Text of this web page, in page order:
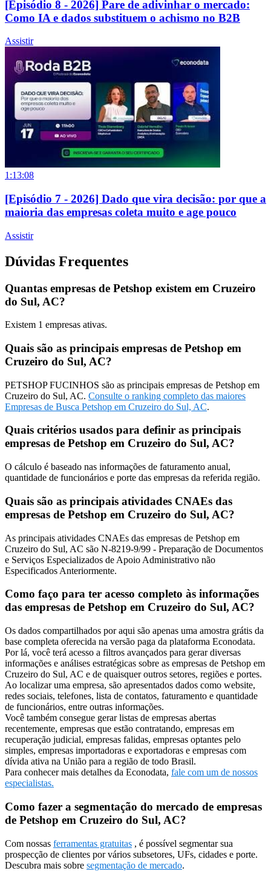
[Episódio 8 - 2026] Pare de adivinhar o mercado:
Como IA e dados substituem o achismo no B2B
Assistir
1:13:08
[Episódio 7 - 2026] Dado que vira decisão: por que a
maioria das empresas coleta muito e age pouco
Assistir
Dúvidas Frequentes
Quantas empresas de Petshop existem em Cruzeiro
do Sul, AC?
Existem 1 empresas ativas.
Quais são as principais empresas de Petshop em
Cruzeiro do Sul, AC?
PETSHOP FUCINHOS são as principais empresas de Petshop em
Cruzeiro do Sul, AC. Consulte o ranking completo das maiores
Empresas de Busca Petshop em Cruzeiro do Sul, AC.
Quais critérios usados para definir as principais
empresas de Petshop em Cruzeiro do Sul, AC?
O cálculo é baseado nas informações de faturamento anual,
quantidade de funcionários e porte das empresas da referida região.
Quais são as principais atividades CNAEs das
empresas de Petshop em Cruzeiro do Sul, AC?
As principais atividades CNAEs das empresas de Petshop em
Cruzeiro do Sul, AC são N-8219-9/99 - Preparação de Documentos
e Serviços Especializados de Apoio Administrativo não
Especificados Anteriormente.
Como faço para ter acesso completo às informações
das empresas de Petshop em Cruzeiro do Sul, AC?
Os dados compartilhados por aqui são apenas uma amostra grátis da
base completa oferecida na versão paga da plataforma Econodata.
Por lá, você terá acesso a filtros avançados para gerar diversas
informações e análises estratégicas sobre as empresas de Petshop em
Cruzeiro do Sul, AC e de quaisquer outros setores, regiões e portes.
Ao localizar uma empresa, são apresentados dados como website,
redes sociais, telefones, lista de contatos, faturamento e quantidade
de funcionários, entre outras informações.
Você também consegue gerar listas de empresas abertas
recentemente, empresas que estão contratando, empresas em
recuperação judicial, empresas falidas, empresas optantes pelo
simples, empresas importadoras e exportadoras e empresas com
dívida ativa na União para a região de todo Brasil.
Para conhecer mais detalhes da Econodata, fale com um de nossos
especialistas.
Como fazer a segmentação do mercado de empresas
de Petshop em Cruzeiro do Sul, AC?
Com nossas ferramentas gratuitas , é possível segmentar sua
prospecção de clientes por vários subsetores, UFs, cidades e porte.
Descubra mais sobre segmentação de mercado.